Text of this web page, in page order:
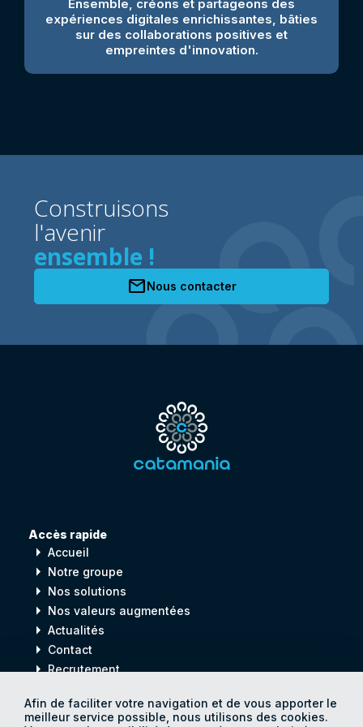
Afin de faciliter votre navigation et de vous apporter le
meilleur service possible, nous utilisons des cookies.
Ensemble, créons et partageons des
expériences digitales enrichissantes, bâties
sur des collaborations positives et
empreintes d'innovation.
Construisons
l'avenir
ensemble !
mailNous contacter
Accès rapide
arrow_right Accueil
arrow_right Notre groupe
arrow_right Nos solutions
arrow_right Nos valeurs augmentées
arrow_right Actualités
arrow_right Contact
arrow_rightRecrutement